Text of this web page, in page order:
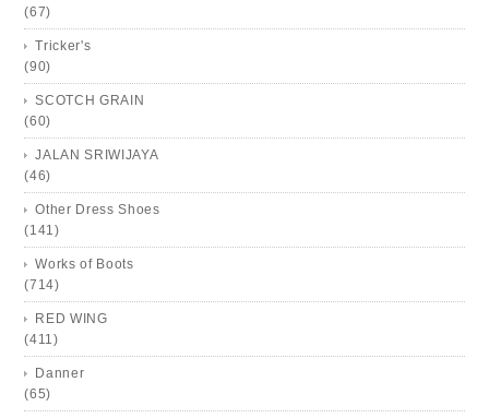
(67)
Tricker's
(90)
SCOTCH GRAIN
(60)
JALAN SRIWIJAYA
(46)
Other Dress Shoes
(141)
Works of Boots
(714)
RED WING
(411)
Danner
(65)